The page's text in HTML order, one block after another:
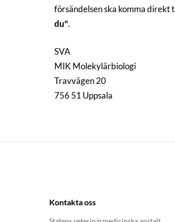
försändelsen ska komma direkt
du".
SVA
MIK Molekylärbiologi
Travvägen 20
756 51 Uppsala
Kontakta oss